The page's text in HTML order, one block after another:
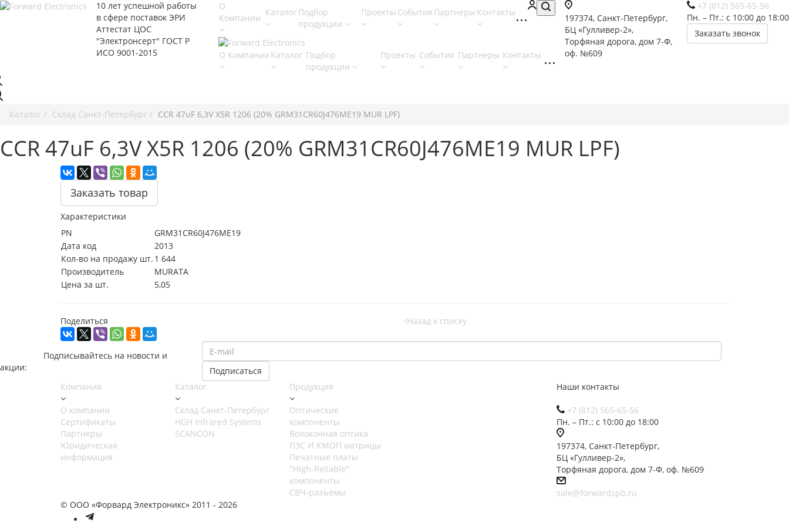
10 лет успешной работы
в сфере поставок ЭРИ
Аттестат ЦОС
"Электронсерт" ГОСТ Р
ИСО 9001-2015
+7 (812) 565-65-56
Пн. – Пт.: с 10:00 до 18:00
Заказать звонок
197374, Санкт-Петербург,
БЦ «Гулливер-2»,
Торфяная дорога, дом 7-Ф,
оф. №609
О
Компании
КаталогПодбор
продукции
Проекты События Партнеры Контакты
О Компании Каталог Подбор
продукции
Проекты События Партнеры Контакты
Каталог Cклад Санкт-Петербург CCR 47uF 6,3V X5R 1206 (20% GRM31CR60J476ME19 MUR LPF)
CCR 47uF 6,3V X5R 1206 (20% GRM31CR60J476ME19 MUR LPF)
Заказать товар
Характеристики
PN
GRM31CR60J476ME19
Дата код
2013
Кол-во на продажу шт. 1 644
Производитель
MURATA
Цена за шт.
5,05
Поделиться Назад к списку
Подписывайтесь на новости и
акции:
Компания
О компании
Сертификаты
Партнеры
Юридическая
информация
Каталог
Cклад Санкт-Петербург
HGH Infrared Systems
SCANCON
Продукция
Оптические
компоненты
Волоконная оптика
ПЗС И КМОП матрицы
Печатные платы
"High-Reliable"
компоненты
СВЧ-разъёмы
Наши контакты
+7 (812) 565-65-56
Пн. – Пт.: с 10:00 до 18:00
197374, Санкт-Петербург,
БЦ «Гулливер-2»,
Торфяная дорога, дом 7-Ф, оф. №609
sale@forwardspb.ru
© ООО «Форвард Электроникс» 2011 - 2026